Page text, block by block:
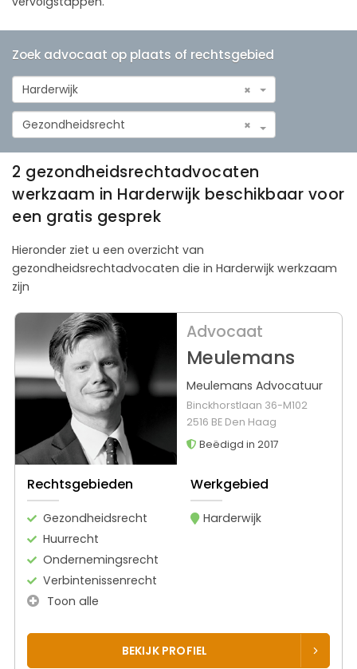
Zoek advocaat op plaats of rechtsgebied
×
Harderwijk
×
Gezondheidsrecht
2 gezondheidsrechtadvocaten
werkzaam in Harderwijk beschikbaar voor
een gratis gesprek
Hieronder ziet u een overzicht van
gezondheidsrechtadvocaten die in Harderwijk werkzaam
zijn
Advocaat
Meulemans
Meulemans Advocatuur
Binckhorstlaan 36-M102
2516 BE Den Haag
Beëdigd in 2017
Rechtsgebieden
Gezondheidsrecht
Huurrecht
Ondernemingsrecht
Verbintenissenrecht
Toon alle
Werkgebied
Harderwijk
BEKIJK PROFIEL